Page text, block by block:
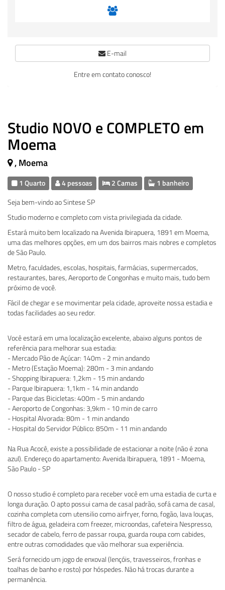
Studio NOVO e COMPLETO em
Moema
, Moema
1 Quarto 4 pessoas 2 Camas 1 banheiro
Seja bem-vindo ao Sintese SP
Studio moderno e completo com vista privilegiada da cidade.
Estará muito bem localizado na Avenida Ibirapuera, 1891 em Moema,
uma das melhores opções, em um dos bairros mais nobres e completos
de São Paulo.
Metro, faculdades, escolas, hospitais, farmácias, supermercados,
restaurantes, bares, Aeroporto de Congonhas e muito mais, tudo bem
próximo de você.
Fácil de chegar e se movimentar pela cidade, aproveite nossa estadia e
todas facilidades ao seu redor.
Você estará em uma localização excelente, abaixo alguns pontos de
referência para melhorar sua estadia:
- Mercado Pão de Açúcar: 140m - 2 min andando
- Metro (Estação Moema): 280m - 3 min andando
- Shopping Ibirapuera: 1,2km - 15 min andando
- Parque Ibirapuera: 1,1km - 14 min andando
- Parque das Bicicletas: 400m - 5 min andando
- Aeroporto de Congonhas: 3,9km - 10 min de carro
- Hospital Alvorada: 80m - 1 min andando
- Hospital do Servidor Público: 850m - 11 min andando
Na Rua Acocê, existe a possibilidade de estacionar a noite (não é zona
azul). Endereço do apartamento: Avenida Ibirapuera, 1891 - Moema,
São Paulo - SP
O nosso studio é completo para receber você em uma estadia de curta e
longa duração. O apto possui cama de casal padrão, sofá cama de casal,
cozinha completa com utensilio como airfryer, forno, fogão, lava louças,
filtro de água, geladeira com freezer, microondas, cafeteira Nespresso,
secador de cabelo, ferro de passar roupa, guarda roupa com cabides,
entre outras comodidades que vão melhorar sua experiência.
Será fornecido um jogo de enxoval (lençóis, travesseiros, fronhas e
toalhas de banho e rosto) por hóspedes. Não há trocas durante a
permanência.
E-mail
Entre em contato conosco!